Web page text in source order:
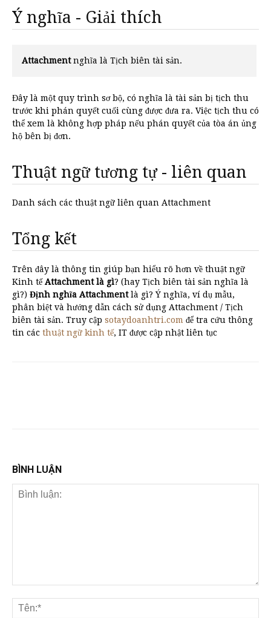
Ý nghĩa - Giải thích
Attachmentnghĩa là Tịch biên tài sản.
Đây là một quy trình sơ bộ, có nghĩa là tài sản bị tịch thu
trước khi phán quyết cuối cùng được đưa ra. Việc tịch thu có
thể xem là không hợp pháp nếu phán quyết của tòa án ủng
hộ bên bị đơn.
Thuật ngữ tương tự - liên quan
Danh sách các thuật ngữ liên quan Attachment
Tổng kết
Trên đây là thông tin giúp bạn hiểu rõ hơn về thuật ngữ
Kinh tếAttachment là gì? (hay Tịch biên tài sản nghĩa là
gì?) Định nghĩa Attachmentlà gì? Ý nghĩa, ví dụ mẫu,
phân biệt và hướng dẫn cách sử dụng Attachment / Tịch
biên tài sản. Truy cập sotaydoanhtri.com để tra cứu thông
tin các thuật ngữ kinh tế, IT được cập nhật liên tục
BÌNH LUẬN